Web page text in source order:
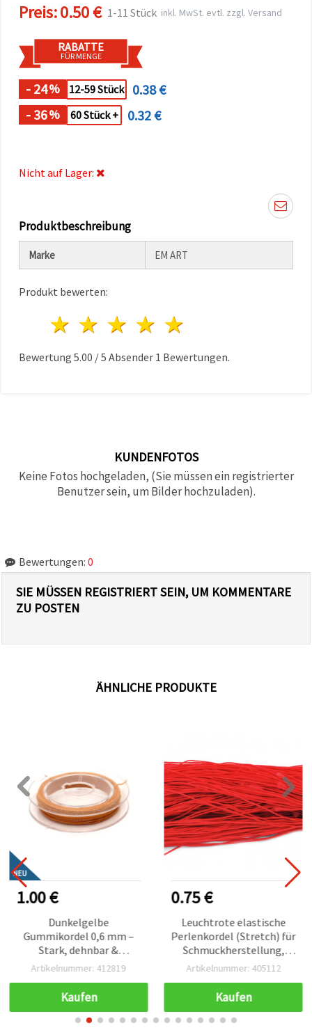
ablehnen
den
Einstellungen
individuell
festlegen.
Einwilligung
können Sie
jederzeit
Impressum
Datenschutzerklärung
akzeptieren
Einstellungen
Preis:0.50 € 1-11 Stück inkl. MwSt. evtl. zzgl. Versand
RABATTE
FÜR MENGE
- 24% 12-59 Stück
0.38 €
- 36% 60 Stück + 0.32 €
Nicht auf Lager:
Produktbeschreibung
Marke EM ART
Produkt bewerten:
4 Sterne
3 Sterne
2 Sterne
1 Stern
Bewertung 5.00 /5 Absender 1 Bewertungen.
KUNDENFOTOS
Keine Fotos hochgeladen, (Sie müssen ein registrierter
Benutzer sein, um Bilder hochzuladen).
Bewertungen: 0
SIE MÜSSEN REGISTRIERT SEIN, UM KOMMENTARE
ZU POSTEN
ÄHNLICHE PRODUKTE
NEU
1.00 €
Dunkelgelbe
Gummikordel 0,6 mm –
Stark, dehnbar &
dekorative Bastelschnur,
Artikelnummer: 412819
Kaufen
0.75 €
Leuchtrote elastische
Perlenkordel (Stretch) für
Schmuckherstellung,
Armbänder & DIY-Basteln
Artikelnummer: 405112
Kaufen